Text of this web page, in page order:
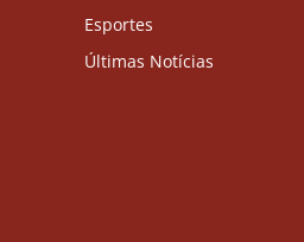
Esportes
Últimas Notícias